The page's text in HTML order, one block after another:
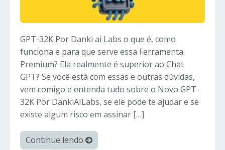
GPT-32K Por Danki ai Labs o que é, como
funciona e para que serve essa Ferramenta
Premium? Ela realmente é superior ao Chat
GPT? Se você está com essas e outras dúvidas,
vem comigo e entenda tudo sobre o Novo GPT-
32K Por DankiAILabs, se ele pode te ajudar e se
existe algum risco em assinar […]
Continue lendo